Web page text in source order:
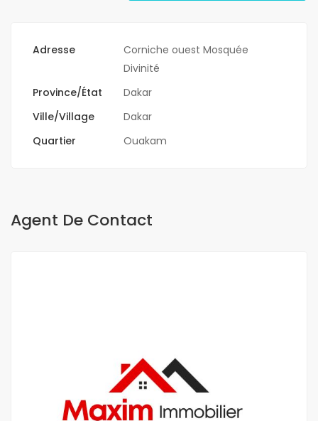
Adresse
Corniche ouest Mosquée
Divinité
Province/État
Dakar
Ville/Village
Dakar
Quartier
Ouakam
Agent De Contact